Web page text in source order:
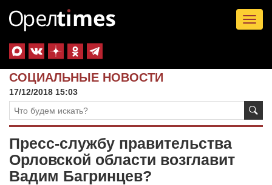
СОЦИАЛЬНЫЕ НОВОСТИ
17/12/2018 15:03
Пресс-службу правительства
Орловской области возглавит
Вадим Багринцев?